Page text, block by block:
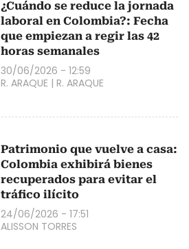
¿Cuándo se reduce la jornada
laboral en Colombia?: Fecha
que empiezan a regir las 42
horas semanales
30/06/2026 - 12:59
R. ARAQUE | R. ARAQUE
Patrimonio que vuelve a casa:
Colombia exhibirá bienes
recuperados para evitar el
tráfico ilícito
24/06/2026 - 17:51
ALISSON TORRES